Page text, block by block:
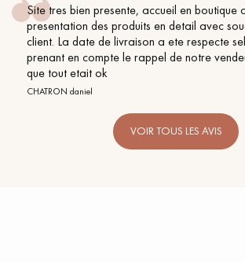
Un expert Décoplus Parquets
Site tres bien presente, accueil en boutique
presentation des produits en detail avec
client. La date de livraison a ete respecte
prenant en compte le rappel de notre
que tout etait ok
CHATRON daniel
VOIR TOUS LES AVIS